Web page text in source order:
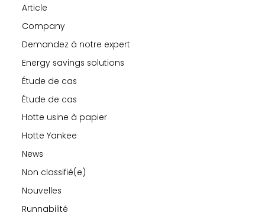
Article
Company
Demandez à notre expert
Energy savings solutions
Étude de cas
Étude de cas
Hotte usine à papier
Hotte Yankee
News
Non classifié(e)
Nouvelles
Runnabilité